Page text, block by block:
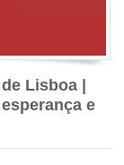
Lisboa |
e